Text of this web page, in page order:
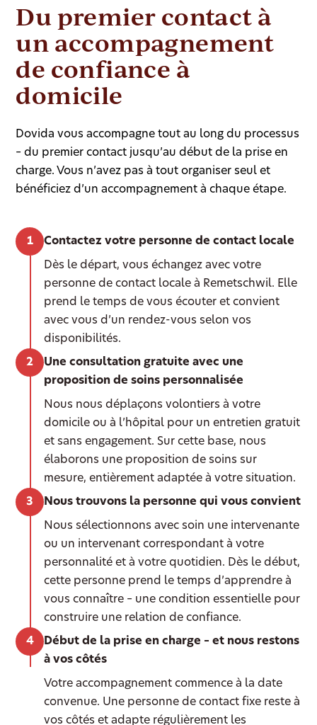
Du premier contact à
un accompagnement
de confiance à
domicile
Dovida vous accompagne tout au long du processus
– du premier contact jusqu’au début de la prise en
charge. Vous n’avez pas à tout organiser seul et
bénéficiez d’un accompagnement à chaque étape.
Contactez votre personne de contact locale
Dès le départ, vous échangez avec votre
personne de contact locale à Remetschwil. Elle
prend le temps de vous écouter et convient
avec vous d’un rendez-vous selon vos
disponibilités.
Une consultation gratuite avec une
proposition de soins personnalisée
Nous nous déplaçons volontiers à votre
domicile ou à l’hôpital pour un entretien gratuit
et sans engagement. Sur cette base, nous
élaborons une proposition de soins sur
mesure, entièrement adaptée à votre situation.
Nous trouvons la personne qui vous convient
Nous sélectionnons avec soin une intervenante
ou un intervenant correspondant à votre
personnalité et à votre quotidien. Dès le début,
cette personne prend le temps d’apprendre à
vous connaître – une condition essentielle pour
construire une relation de confiance.
Début de la prise en charge – et nous restons
à vos côtés
Votre accompagnement commence à la date
convenue. Une personne de contact fixe reste à
vos côtés et adapte régulièrement les